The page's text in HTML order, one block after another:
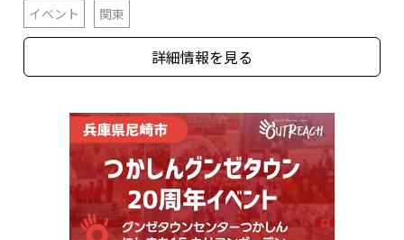
イベント 関東
詳細情報を見る